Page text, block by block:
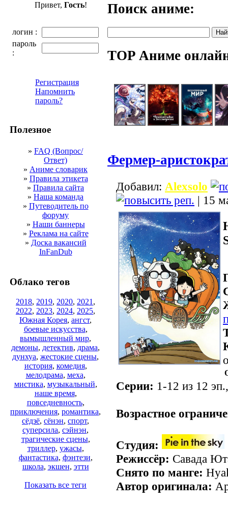
Привет, Гость!
логин :
пароль
:
Регистрация
Напомнить
пароль?
Полезное
» FAQ (Вопрос/
Ответ)
» Аниме словарик
» Правила этикета
» Правила сайта
» Наша команда
» Путеводитель по
форуму
» Наши баннеры
» Реклама на сайте
» Доска вакансий
InFanDub
Облако тегов
2018, 2019, 2020, 2021 ,
2022, 2023, 2024, 2025,
Южная Корея, ангст,
боевые искусства,
вымышленный мир,
демоны, детектив, драма,
дунхуа, жестокие сцены,
история, комедия,
мелодрама, меха,
мистика, музыкальный,
наше время,
повседневность,
приключения, романтика,
сёдзё, сёнэн, спорт,
суперсила, сэйнэн,
трагические сцены,
триллер, ужасы,
фантастика, фэнтези,
школа, экшен, этти
Показать все теги
Поиск аниме:
TOP Аниме
Фермер-
Добавил: Alexsolo
| 15
Серии: 1-12 из 12
Возрастное
Студия:
Режиссёр: Савада
Снято по манге:
Автор оригинала: